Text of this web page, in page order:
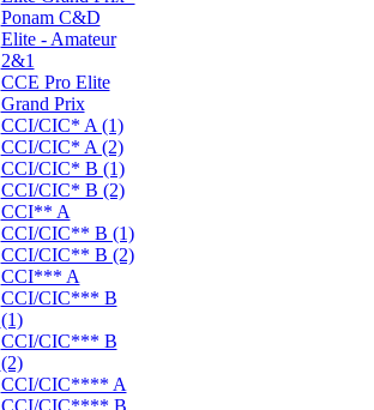
Ponam C&D
Elite - Amateur
2&1
CCE Pro Elite
Grand Prix
CCI/CIC* A (1)
CCI/CIC* A (2)
CCI/CIC* B (1)
CCI/CIC* B (2)
CCI** A
CCI/CIC** B (1)
CCI/CIC** B (2)
CCI*** A
CCI/CIC*** B
(1)
CCI/CIC*** B
(2)
CCI/CIC**** A